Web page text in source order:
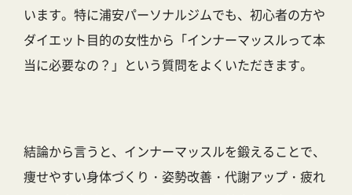
います。特に浦安パーソナルジムでも、初心者の方や
ダイエット目的の女性から「インナーマッスルって本
当に必要なの？」という質問をよくいただきます。
結論から言うと、 インナーマッスルを鍛えることで、
痩せやすい身体づくり・姿勢改善・代謝アップ・疲れ